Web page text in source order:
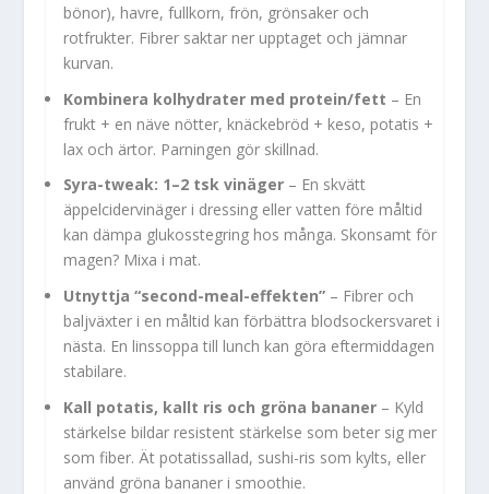
bönor), havre, fullkorn, frön, grönsaker och
rotfrukter. Fibrer saktar ner upptaget och jämnar
kurvan.
Kombinera kolhydrater med protein/fett – En
frukt + en näve nötter, knäckebröd + keso, potatis +
lax och ärtor. Parningen gör skillnad.
Syra-tweak: 1–2 tsk vinäger – En skvätt
äppelcidervinäger i dressing eller vatten före måltid
kan dämpa glukosstegring hos många. Skonsamt för
magen? Mixa i mat.
Utnyttja “second-meal-effekten” – Fibrer och
baljväxter i en måltid kan förbättra blodsockersvaret i
nästa. En linssoppa till lunch kan göra eftermiddagen
stabilare.
Kall potatis, kallt ris och gröna bananer – Kyld
stärkelse bildar resistent stärkelse som beter sig mer
som fiber. Ät potatissallad, sushi-ris som kylts, eller
använd gröna bananer i smoothie.